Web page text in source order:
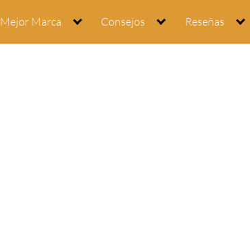
Mejor Marca Consejos Reseñas